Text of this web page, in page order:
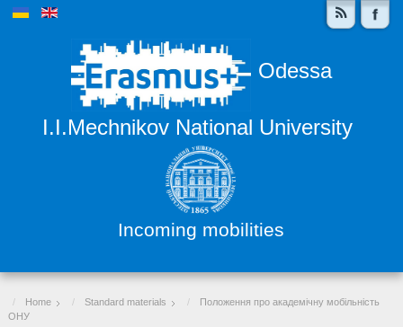
Odessa
I.I.Mechnikov National University
Incoming mobilities
Home Standard materials
Положення про академічну мобільність
ОНУ